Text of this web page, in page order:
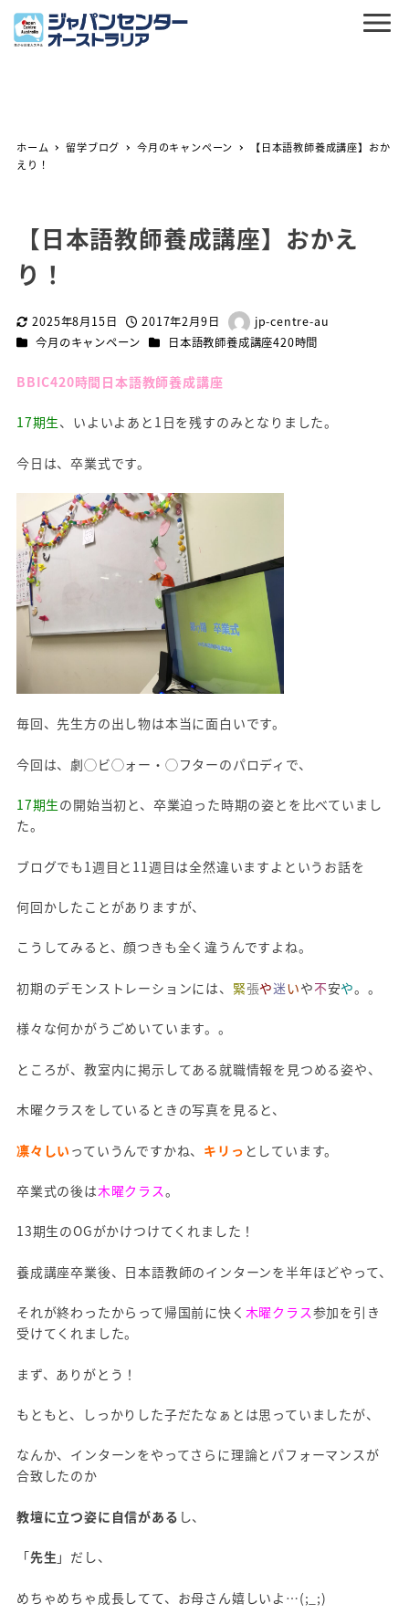
ホーム 留学ブログ 今月のキャンペーン
【日本語教師養成講座】おか
えり！
【日本語教師養成講座】おかえ
り！
更新日2025年8月15日 投稿日2017年2月9日
著
者
jp-centre-au
カテゴリー
今月のキャンペーン カテゴリー
日本語教師養成講座420時間
BBIC420時間日本語教師養成講座
17期生、いよいよあと1日を残すのみとなりました。
今日は、卒業式です。
毎回、先生方の出し物は本当に面白いです。
今回は、劇◯ビ◯ォー・◯フターのパロディで、
17期生の開始当初と、卒業迫った時期の姿とを比べていまし
た。
ブログでも1週目と11週目は全然違いますよというお話を
何回かしたことがありますが、
こうしてみると、顔つきも全く違うんですよね。
初期のデモンストレーションには、 緊張や迷いや不安や。。
様々な何かがうごめいています。。
ところが、教室内に掲示してある就職情報を見つめる姿や、
木曜クラスをしているときの写真を見ると、
凛々しい っていうんですかね、 キリっ としています。
卒業式の後は木曜クラス。
13期生のOGがかけつけてくれました！
養成講座卒業後、日本語教師のインターンを半年ほどやって、
それが終わったからって帰国前に快く 木曜クラス参加を引き
受けてくれました。
まず、ありがとう！
もともと、しっかりした子だたなぁとは思っていましたが、
なんか、インターンをやってさらに理論とパフォーマンスが
合致したのか
教壇に立つ姿に自信がある し、
「先生 」だし、
めちゃめちゃ成長してて、お母さん嬉しいよ…(;_;)